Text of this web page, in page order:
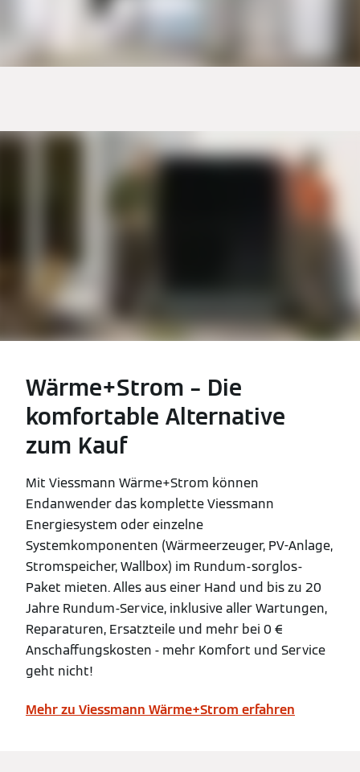
Wärme+Strom – Die
komfortable Alternative
zum Kauf
Mit Viessmann Wärme+Strom können
Endanwender das komplette Viessmann
Energiesystem oder einzelne
Systemkomponenten (Wärmeerzeuger, PV-Anlage,
Stromspeicher, Wallbox) im Rundum-sorglos-
Paket mieten. Alles aus einer Hand und bis zu 20
Jahre Rundum-Service, inklusive aller Wartungen,
Reparaturen, Ersatzteile und mehr bei 0 €
Anschaffungskosten - mehr Komfort und Service
geht nicht!
Mehr zu Viessmann Wärme+Strom erfahren